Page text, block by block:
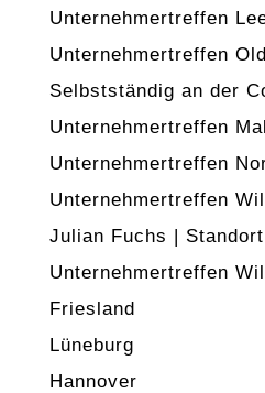
Unternehmertreffen
Unternehmertreffen
Selbstständig an der
Unternehmertreffen
Unternehmertreffen
Unternehmertreffen
Julian Fuchs |
Unternehmertreffen
Friesland
Lüneburg
Hannover